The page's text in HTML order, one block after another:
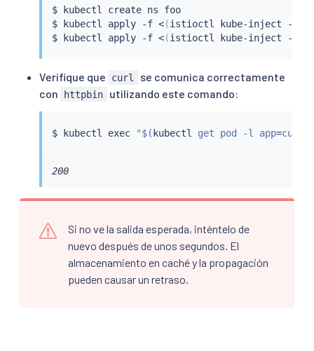
$ kubectl
create ns foo
$
kubectl apply -f <(istioctl kube-inject -f
$
kubectl apply -f <(istioctl kube-inject -f
Verifique que curl
se comunica correctamente
con
httpbin utilizando este comando:
$ kubectl exec "$( kubectl get pod -l app=curl -
200
Si no ve la salida esperada, inténtelo de
nuevo después de unos segundos. El
almacenamiento en caché y la propagación
pueden causar un retraso.